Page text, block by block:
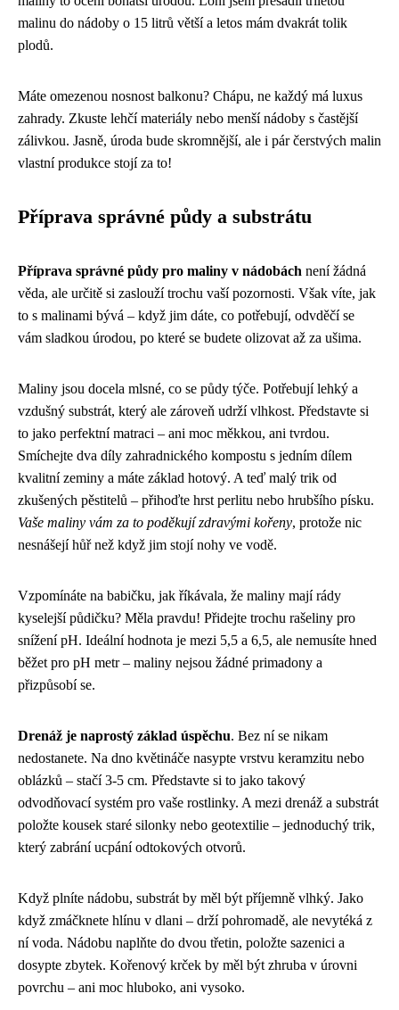
malinu do nádoby o 15 litrů větší a letos mám dvakrát tolik
plodů.
Máte omezenou nosnost balkonu? Chápu, ne každý má luxus
zahrady. Zkuste lehčí materiály nebo menší nádoby s častější
zálivkou. Jasně, úroda bude skromnější, ale i pár čerstvých malin
vlastní produkce stojí za to!
Příprava správné půdy a substrátu
Příprava správné půdy pro maliny v nádobách není žádná
věda, ale určitě si zaslouží trochu vaší pozornosti. Však víte, jak
to s malinami bývá – když jim dáte, co potřebují, odvděčí se
vám sladkou úrodou, po které se budete olizovat až za ušima.
Maliny jsou docela mlsné, co se půdy týče. Potřebují lehký a
vzdušný substrát, který ale zároveň udrží vlhkost. Představte si
to jako perfektní matraci – ani moc měkkou, ani tvrdou.
Smíchejte dva díly zahradnického kompostu s jedním dílem
kvalitní zeminy a máte základ hotový. A teď malý trik od
zkušených pěstitelů – přihoďte hrst perlitu nebo hrubšího písku.
Vaše maliny vám za to poděkují zdravými kořeny, protože nic
nesnášejí hůř než když jim stojí nohy ve vodě.
Vzpomínáte na babičku, jak říkávala, že maliny mají rády
kyselejší půdičku? Měla pravdu! Přidejte trochu rašeliny pro
snížení pH. Ideální hodnota je mezi 5,5 a 6,5, ale nemusíte hned
běžet pro pH metr – maliny nejsou žádné primadony a
přizpůsobí se.
Drenáž je naprostý základ úspěchu. Bez ní se nikam
nedostanete. Na dno květináče nasypte vrstvu keramzitu nebo
oblázků – stačí 3-5 cm. Představte si to jako takový
odvodňovací systém pro vaše rostlinky. A mezi drenáž a substrát
položte kousek staré silonky nebo geotextilie – jednoduchý trik,
který zabrání ucpání odtokových otvorů.
Když plníte nádobu, substrát by měl být příjemně vlhký. Jako
když zmáčknete hlínu v dlani – drží pohromadě, ale nevytéká z
ní voda. Nádobu naplňte do dvou třetin, položte sazenici a
dosypte zbytek. Kořenový krček by měl být zhruba v úrovni
povrchu – ani moc hluboko, ani vysoko.